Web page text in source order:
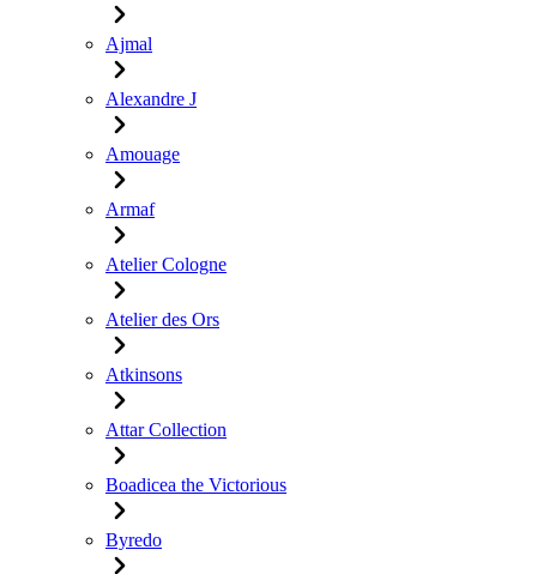
Ajmal
Alexandre J
Amouage
Armaf
Atelier Cologne
Atelier des Ors
Atkinsons
Attar Collection
Boadicea the Victorious
Byredo